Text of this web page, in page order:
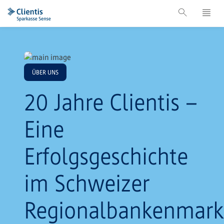
ÜBER UNS
20 Jahre Clientis –
Eine
Erfolgsgeschichte
im Schweizer